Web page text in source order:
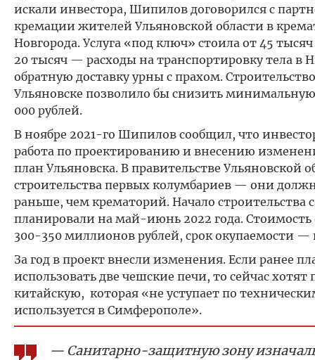
искали инвестора, Шипилов договорился с
кремации жителей Ульяновской области в
Новгорода. Услуга «под ключ» стоила от 45
20 тысяч — расходы на транспортировку тела в
обратную доставку урны с прахом.
Ульяновске позволило бы снизить минимальную
000 рублей.
В ноябре 2021-го Шипилов сообщил, что
работа по проектированию и внесению
план Ульяновска. В правительстве Ульяновской
строительства первых колумбариев — они
раньше, чем крематорий. Начало строительства
планировали на май-июнь 2022 года. Стоимость
300-350 миллионов рублей, срок окупаемости —
За год в проект внесли изменения. Если ранее
использовать две чешские печи, то сейчас хотят
китайскую, которая «не уступает по
используется в Симферополе».
— Санитарно-защитную зону